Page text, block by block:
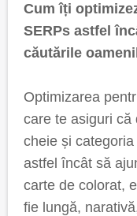
Cum îți
SERPs astfel
căutările
Optimizarea
care te asiguri că
cheie și
astfel încât să
carte de colorat,
fie lungă,